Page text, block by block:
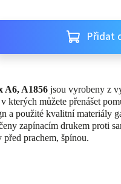
Přidat
A6, A1856 jsou vyrobeny z
kterých můžete přenášet
a použité kvalitní materiály
zapínacím drukem proti
prachem, špínou.